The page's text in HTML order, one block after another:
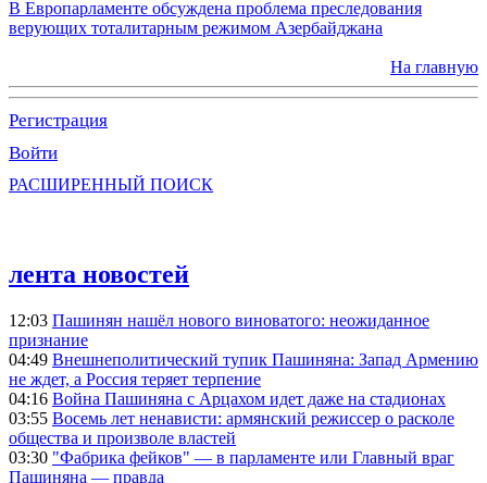
В Европарламенте обсуждена проблема преследования
верующих тоталитарным режимом Азербайджана
На главную
Регистрация
Войти
РАСШИРЕННЫЙ ПОИСК
лента новостей
12:03 Пашинян нашёл нового виноватого: неожиданное
признание
04:49 Внешнеполитический тупик Пашиняна: Запад Армению
не ждет, а Россия теряет терпение
04:16 Война Пашиняна с Арцахом идет даже на стадионах
03:55 Восемь лет ненависти: армянский режиссер о расколе
общества и произволе властей
03:30 "Фабрика фейков" — в парламенте или Главный враг
Пашиняна — правда